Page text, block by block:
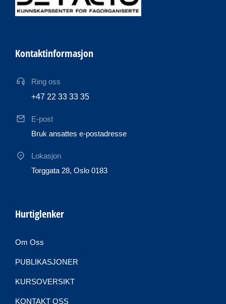
Kontaktinformasjon
Ring oss
+47 22 33 33 35
E-post
Bruk ansattes e-postadresse
Lokasjon
Torggata 28, Oslo 0183
Hurtiglenker
Om Oss
PUBLIKASJONER
KURSOVERSIKT
KONTAKT OSS